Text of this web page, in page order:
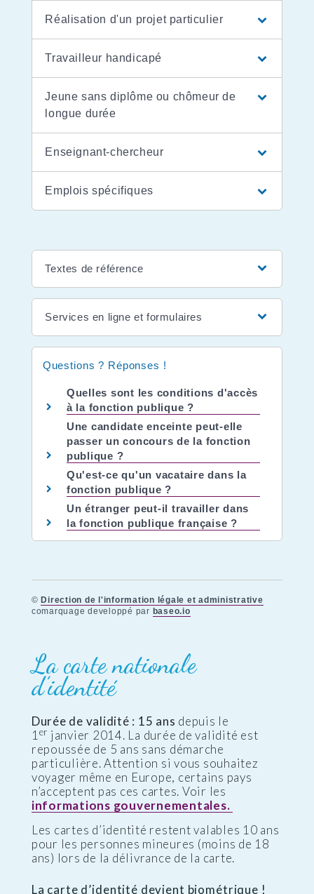
Réalisation d'un projet particulier
Travailleur handicapé
Jeune sans diplôme ou chômeur de
longue durée
Enseignant-chercheur
Emplois spécifiques
Textes de référence
Services en ligne et formulaires
Questions ? Réponses !
Quelles sont les conditions d'accès
à la fonction publique ?
Une candidate enceinte peut-elle
passer un concours de la fonction
publique ?
Qu'est-ce qu'un vacataire dans la
fonction publique ?
Un étranger peut-il travailler dans
la fonction publique française ?
© Direction de l'information légale et administrative
comarquage developpé par baseo.io
La carte nationale
d’identité
Durée de validité : 15 ans depuis le
1 er janvier 2014. La durée de validité est
repoussée de 5 ans sans démarche
particulière. Attention si vous souhaitez
voyager même en Europe, certains pays
n’acceptent pas ces cartes. Voir les
informations gouvernementales.
Les cartes d’identité restent valables 10 ans
pour les personnes mineures (moins de 18
ans) lors de la délivrance de la carte.
La carte d’identité devient biométrique !